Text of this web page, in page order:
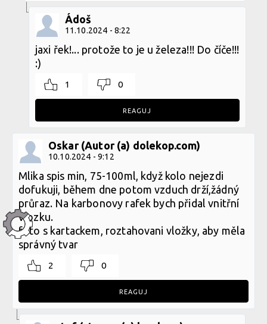
Ádoš
11.10.2024 - 8:22
jaxi řek!... protože to je u železa!!! Do číče!!!
:)
1 0
REAGUJ
Oskar (Autor (a) dolekop.com)
10.10.2024 - 9:12
Mlika spis min, 75-100ml, když kolo nejezdi
dofukuji, během dne potom vzduch drží,žádný
průraz. Na karbonovy rafek bych přidal vnitřní
vlozku.
foto s kartackem, roztahovani vložky, aby měla
správný tvar
2 0
REAGUJ